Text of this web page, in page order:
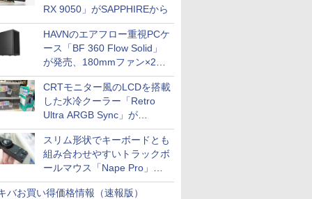
RX 9050」がSAPPHIREから
HAVNのエアフロー重視PCケ
ース「BF 360 Flow Solid」
が発売、180mmファン×2搭
載
CRTモニター風のLCDを搭載
した水冷クーラー「Retro
Ultra ARGB Sync」が
Thermaltakeから
スリム形状でキーボードとも
組み合わせやすいトラックボ
ールマウス「Nape Pro」が
Keychronから
バお買い得価格情報（速報版）